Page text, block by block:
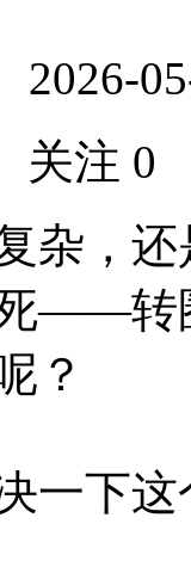
关注 0
杂，
——转
？
一下